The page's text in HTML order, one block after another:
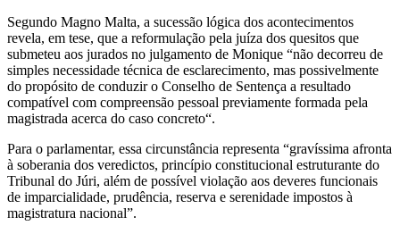
Segundo Magno Malta, a sucessão lógica dos acontecimentos
revela, em tese, que a reformulação pela juíza dos quesitos que
submeteu aos jurados no julgamento de Monique “não decorreu de
simples necessidade técnica de esclarecimento, mas possivelmente
do propósito de conduzir o Conselho de Sentença a resultado
compatível com compreensão pessoal previamente formada pela
magistrada acerca do caso concreto“.
Para o parlamentar, essa circunstância representa “gravíssima afronta
à soberania dos veredictos, princípio constitucional estruturante do
Tribunal do Júri, além de possível violação aos deveres funcionais
de imparcialidade, prudência, reserva e serenidade impostos à
magistratura nacional”.